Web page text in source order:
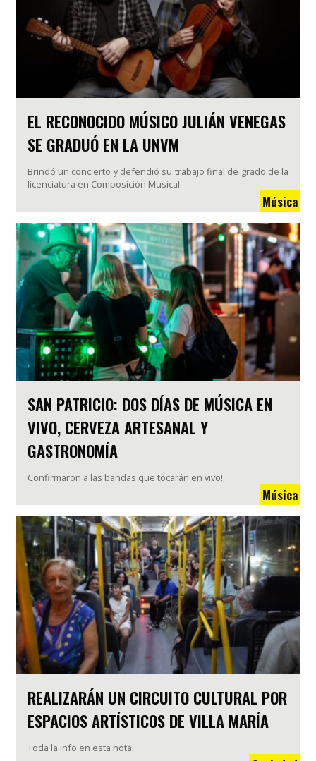
EL RECONOCIDO MÚSICO JULIÁN VENEGAS
SE GRADUÓ EN LA UNVM
Brindó un concierto y defendió su trabajo final de grado de la
licenciatura en Composición Musical.
Música
SAN PATRICIO: DOS DÍAS DE MÚSICA EN
VIVO, CERVEZA ARTESANAL Y
GASTRONOMÍA
Confirmaron a las bandas que tocarán en vivo!
Música
REALIZARÁN UN CIRCUITO CULTURAL POR
ESPACIOS ARTÍSTICOS DE VILLA MARÍA
Toda la info en esta nota!